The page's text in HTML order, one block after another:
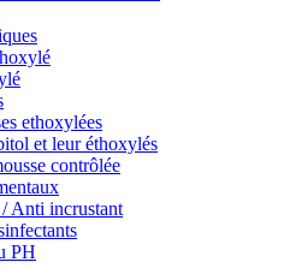
ethoxylées
et leur éthoxylés
contrôlée
Anti incrustant
PH